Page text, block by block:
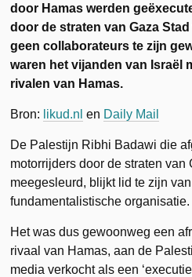
door Hamas werden
door de straten van Gaza
geen collaborateurs te zijn
waren het vijanden van Israël
rivalen van Hamas.
Bron: likud.nl en Daily Mail
De Palestijn Ribhi Badawi die
motorrijders door de straten van
meegesleurd, blijkt lid te zijn
fundamentalistische organisatie.
Het was dus gewoonweg een
rivaal van Hamas, aan de
media verkocht als een